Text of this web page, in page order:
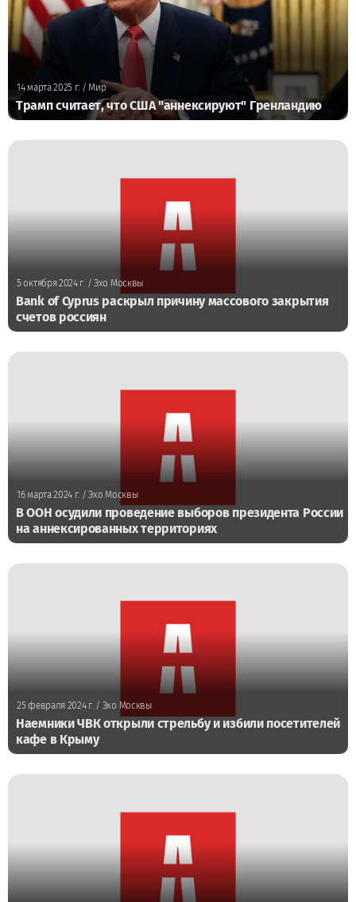
14 марта 2025 г. / Мир
Трамп считает, что США "аннексируют" Гренландию
5 октября 2024 г./ Эхо Москвы
Bank of Cyprus раскрыл причину массового закрытия
счетов россиян
16 марта 2024 г. / Эхо Москвы
В ООН осудили проведение выборов президента России
на аннексированных территориях
25 февраля 2024 г./ Эхо Москвы
Наемники ЧВК открыли стрельбу и избили посетителей
кафе в Крыму